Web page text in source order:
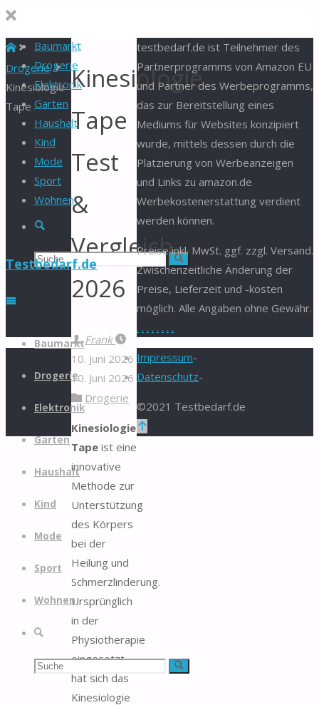
Baumarkt
Drogerie
Elektronik
Garten
Haushalt
Kind
Mode
Sport
Wohnen
Suche
Suchen Suche
Testbedarf.de
Zum
springen
Baumarkt
Drogerie
Elektronik
Garten
Haushalt
Kind
Mode
Sport
Wohnen
Suchen Suche
Start
Drogerie
Kinesiologie
Tape
Kinesiologie
Tape
Test
&
Vergleich
2026
Frank
10. Juni 2026
10. Juni 2026
Drogerie
Kinesiologie
Tape ist eine
innovative
Methode zur
Unterstützung
des Körpers
bei der
Heilung und
Schmerzlinderung.
Ursprünglich
in der
Physiotherapie
eingesetzt,
hat sich das
Kinesiologie
testbedarf.de ist Teilnehmer des
Partnerprogramms von Amazon EU
und Partner des Werbeprogramms,
das zur Bereitstellung eines
Mediums für Websites konzipiert
wurde, mittels dessen durch die
Platzierung von Werbeanzeigen
und Links zu amazon.de
Werbekostenerstattung verdient
werden können.
Preise inkl. MwSt. ggf. zzgl. Versand.
Zwischenzeitliche Änderung der
Preise, Lieferzeit und -kosten
möglich. Alle Angaben ohne Gewähr.
. . . . . . . .
Impressum-
Datenschutz-
©2021 Testbedarf.de
Zurück